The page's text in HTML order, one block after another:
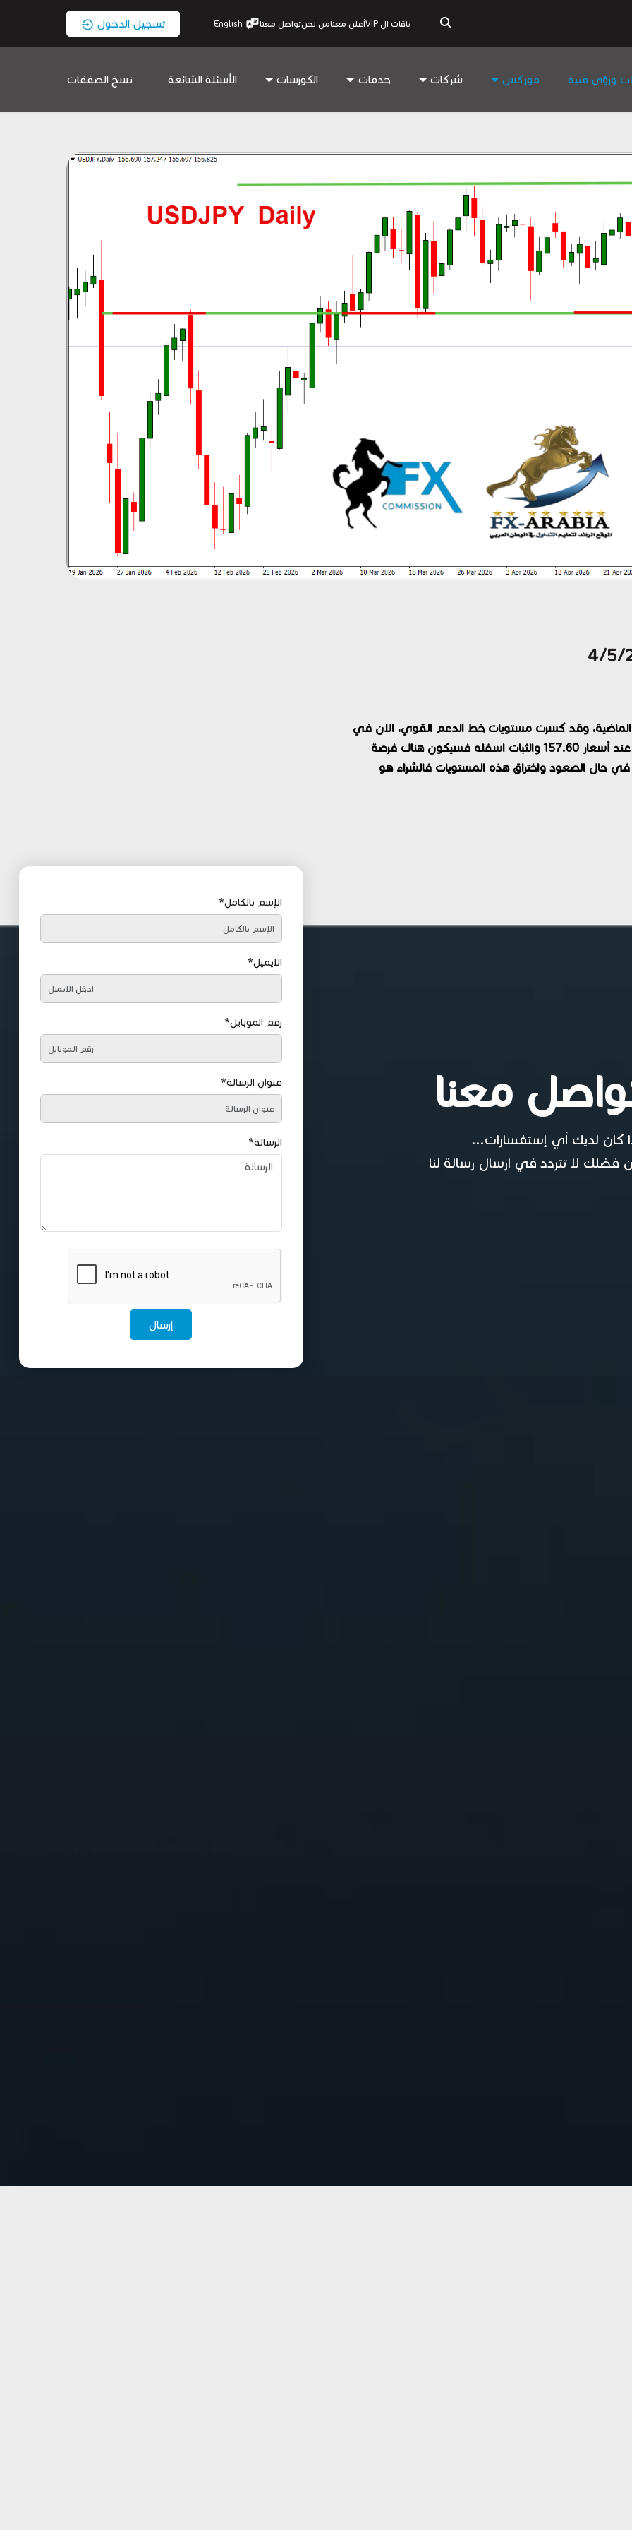
باقات ال VIP أعلن معنامن نحنتواصل معنا English تسجيل الدخول
ورؤى فنية فوركس شركات خدمات الكورسات الأسئلة الشائعة نسخ الصفقات
الماضية، وقد كسرت مستويات خط الدعم القوي، الان في
حال بقاء السعر دون مستويات خط المقاومة الحالي عند أسعار 157.60 والثبات اسفله فسيكون هناك فرصة
156.00 كهدف أول، اما في حال الصعود واختراق هذه المستويات فالشراء هو
معنا
كان لديك أي إستفسارات...
فضلك لا تتردد في ارسال رسالة لنا
الإسم بالكامل*
الايميل*
رقم الموبايل*
عنوان الرسالة*
الرسالة*
إرسال